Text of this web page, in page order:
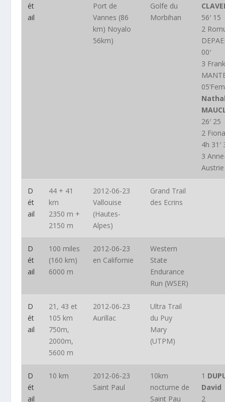
ét
ail
Port de
Vannes (86
km) Noyalo
56km)
Golfe du
Morbihan
56′ 15
2
00′
3
26′ 25
2
4h 31′
3
Austrie
D
ét
ail
44 + 41
km
2350 m +
2150 m
2012-06-23
Vallouise
(Hautes-
Alpes)
Grand Trail
des Ecrins
D
ét
ail
100 miles
(160 km)
6000 m
2012-06-23
en Californie
Western
State
Endurance
Run (WSER)
D
ét
ail
21, 43 et
105 km
750m,
2000m,
5600 m
2012-06-23
Aurillac
Ultra Trail
du Puy
Mary
(UTPM)
D
ét
ail
10 km
2012-06-23
Saint Paul
10km
nocturne de
Saint Pau
1
David
2